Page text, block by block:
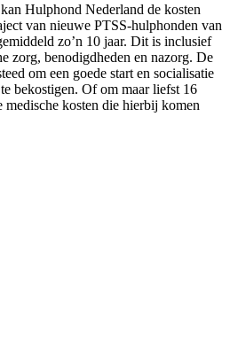
Hulphond Nederland de kosten
van nieuwe PTSS-hulphonden van
zo’n 10 jaar. Dit is inclusief
zorg, benodigdheden en nazorg. De
om een goede start en socialisatie
bekostigen. Of om maar liefst 16
medische kosten die hierbij komen